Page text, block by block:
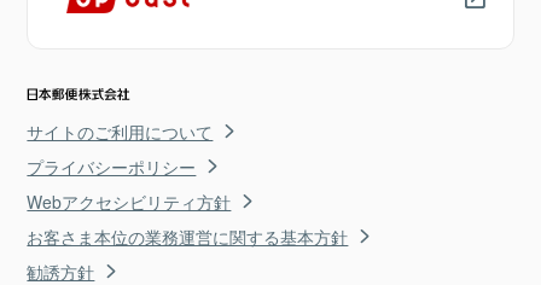
サイトのご利用について
プライバシーポリシー
Webアクセシビリティ方針
お客さま本位の業務運営に関する基本方針
勧誘方針